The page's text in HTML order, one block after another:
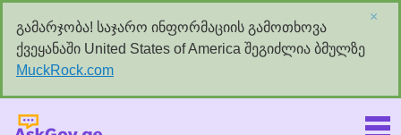
გამარჯობა! საჯარო ინფორმაციის გამოთხოვა
ქვეყანაში United States of America შეგიძლია ბმულზე
MuckRock.com
×